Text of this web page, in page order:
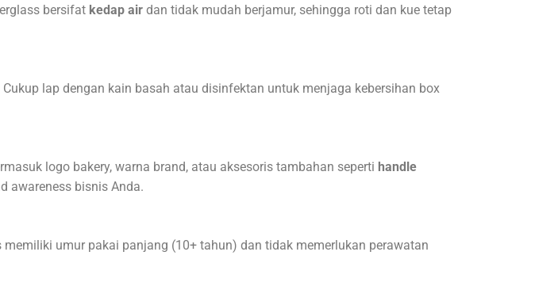
bersifat kedap air dan tidak mudah berjamur, sehingga roti dan kue tetap
lap dengan kain basah atau disinfektan untuk menjaga kebersihan box
logo bakery, warna brand, atau aksesoris tambahan seperti handle
awareness bisnis Anda.
umur pakai panjang (10+ tahun) dan tidak memerlukan perawatan